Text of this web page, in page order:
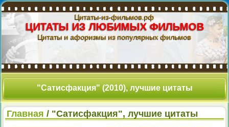
Цитаты-из-фильмов.рф
ЦИТАТЫ ИЗ ЛЮБИМЫХ ФИЛЬМОВ
Цитаты и афоризмы из популярных фильмов
"Сатисфакция" (2010), лучшие цитаты
Главная / "Сатисфакция", лучшие цитаты